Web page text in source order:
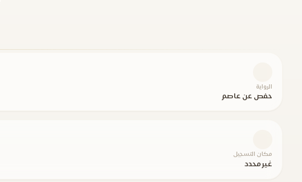
الرواية
حفص عن عاصم
مكان التسجيل
غير محدد